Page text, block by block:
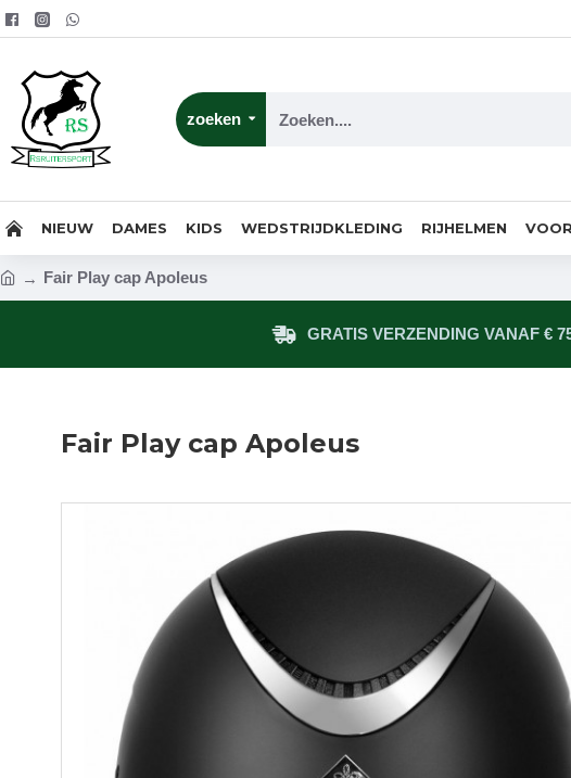
zoeken
NIEUW DAMES KIDS WEDSTRIJDKLEDING RIJHELMEN
Fair Play cap Apoleus
GRATIS VERZENDING VANAF €
Fair Play cap Apoleus